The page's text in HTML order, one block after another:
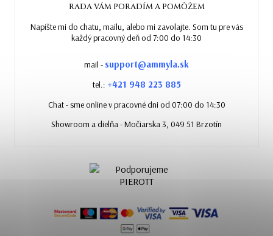
RADA VÁM PORADÍM A POMÔŽEM
Napíšte mi do chatu, mailu, alebo mi zavolajte. Som tu pre vás
každý pracovný deň od 7:00 do 14:30
mail - support@ammyla.sk
tel.: +421 948 223 885
Chat - sme online v pracovné dni od 07:00 do 14:30
Showroom a dielňa - Močiarska 3, 049 51 Brzotín